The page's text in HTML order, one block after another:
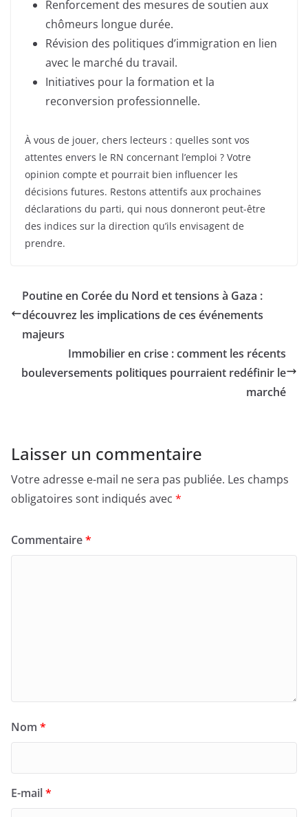
Renforcement des mesures de soutien aux
chômeurs longue durée.
Révision des politiques d’immigration en lien
avec le marché du travail.
Initiatives pour la formation et la
reconversion professionnelle.
À vous de jouer, chers lecteurs : quelles sont vos
attentes envers le RN concernant l’emploi ? Votre
opinion compte et pourrait bien influencer les
décisions futures. Restons attentifs aux prochaines
déclarations du parti, qui nous donneront peut-être
des indices sur la direction qu’ils envisagent de
prendre.
Poutine en Corée du Nord et tensions à Gaza :
découvrez les implications de ces événements
majeurs
Immobilier en crise : comment les récents
bouleversements politiques pourraient redéfinir le
marché
Laisser un commentaire
Votre adresse e-mail ne sera pas publiée. Les champs
obligatoires sont indiqués avec *
Commentaire*
Nom *
E-mail*